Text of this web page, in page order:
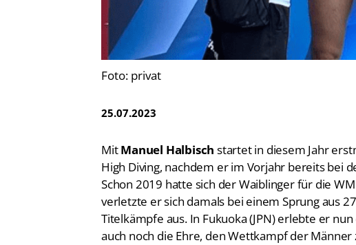
Foto: privat
25.07.2023
MitManuel Halbisch startet in diesem Jahr
High Diving, nachdem er im Vorjahr bereits bei
Schon 2019 hatte sich der Waiblinger für die
verletzte er sich damals bei einem Sprung aus
Titelkämpfe aus. In Fukuoka (JPN) erlebte er
auch noch die Ehre, den Wettkampf der
Anti-Doping
Recht auf sicheren Schwimmsport